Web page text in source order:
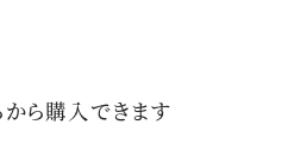
ら購入できます